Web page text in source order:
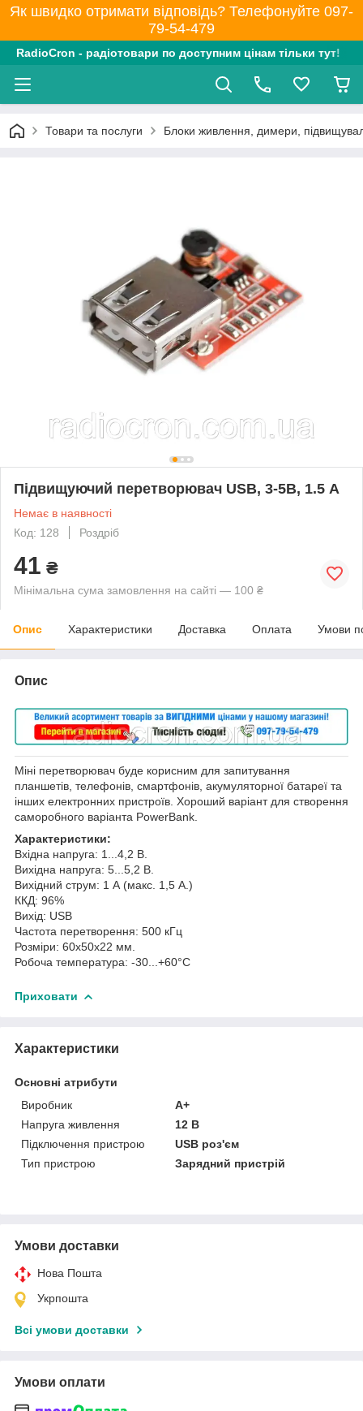
Як швидко отримати відповідь? Телефонуйте 097-
79-54-479
RadioCron - радіотовари по доступним цінам тільки тут!
Товари та послуги Блоки живлення, димери,
Підвищуючий перетворювач USB, 3-5В, 1.5 A
Немає в наявності
Код: 128
Роздріб
41 ₴
Мінімальна сума замовлення на сайті — 100 ₴
Опис Характеристики Доставка Оплата Умови
Опис
Міні перетворювач буде корисним для запитування
планшетів, телефонів, смартфонів, акумуляторної батареї та
інших електронних пристроїв. Хороший варіант для створення
саморобного варіанта PowerBank.
Характеристики:
Вхідна напруга: 1...4,2 В.
Вихідна напруга: 5...5,2 В.
Вихідний струм: 1 А (макс. 1,5 А.)
ККД: 96%
Вихід: USB
Частота перетворення: 500 кГц
Розміри: 60х50х22 мм.
Робоча температура: -30...+60°С
Приховати
Характеристики
Основні атрибути
Виробник
A+
Напруга живлення
12 В
Підключення пристрою
USB роз'єм
Тип пристрою
Зарядний пристрій
Умови доставки
Нова Пошта
Укрпошта
Всі умови доставки
Умови оплати